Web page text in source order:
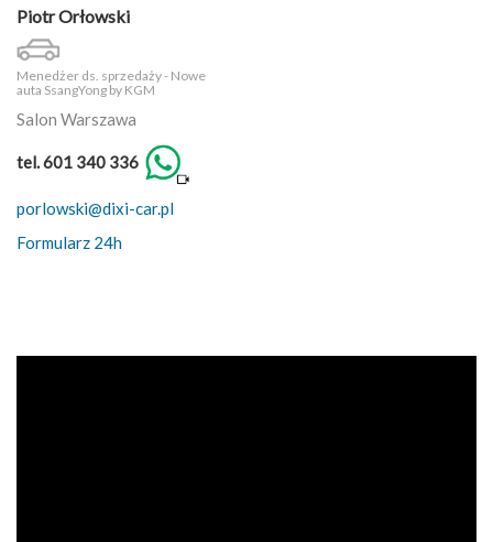
Piotr Orłowski
Menedżer ds. sprzedaży - Nowe
auta SsangYong by KGM
Salon Warszawa
tel. 601 340 336
porlowski@dixi-car.pl
Formularz 24h